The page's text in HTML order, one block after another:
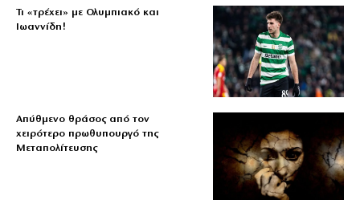
Τι «τρέχει» με Ολυμπιακό και
Ιωαννίδη!
Απύθμενο θράσος από τον
χειρότερο πρωθυπουργό της
Μεταπολίτευσης